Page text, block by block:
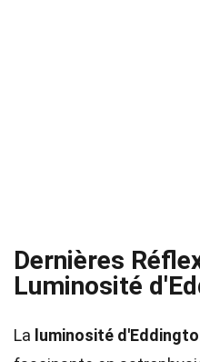
Dernières
Luminosité
La luminosité